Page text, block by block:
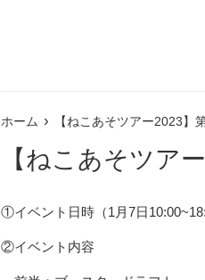
ホーム › 【ねこあそツアー2023】
【ねこあそツア
①イベント日時（1月7日
②イベント内容